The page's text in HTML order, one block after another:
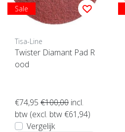
Sale
Tisa-Line
Twister Diamant Pad R
ood
€74,95 €100,00 incl.
btw (excl. btw €61,94)
Vergelijk